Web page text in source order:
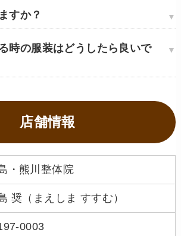
すか？
時の服装はどうしたら良いで
店舗情報
・熊川整体院
奨（まえしま すすむ）
0003